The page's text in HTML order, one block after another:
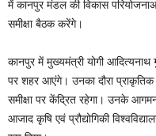
में कानपुर मंडल की विकास
समीक्षा बैठक करेंगे।
कानपुर में मुख्यमंत्री योगी
पर शहर आएंगे। उनका दौरा
समीक्षा पर केंद्रित रहेगा। उनके
आजाद कृषि एवं प्रौद्योगिकी